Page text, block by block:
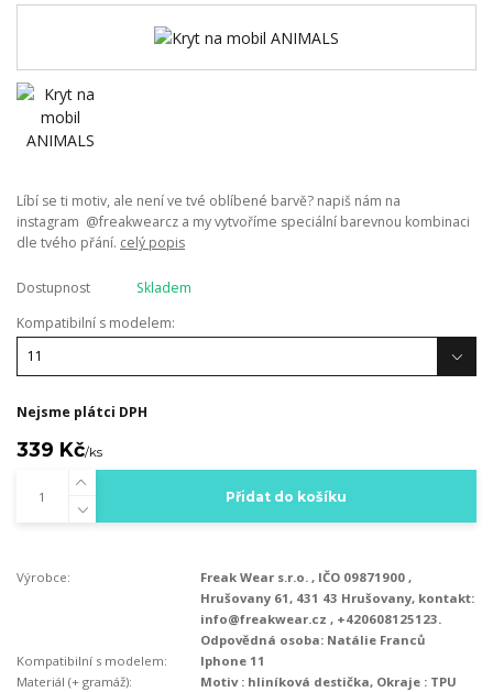
Líbí se ti motiv, ale není ve tvé oblíbené barvě? napiš nám na
instagram @freakwearcz a my vytvoříme speciální barevnou kombinaci
dle tvého přání. celý popis
Dostupnost
Skladem
Kompatibilní s modelem:
Nejsme plátci DPH
339 Kč/ks
Přidat do košíku
Výrobce:
Freak Wear s.r.o. , IČO 09871900 ,
Hrušovany 61, 431 43 Hrušovany, kontakt:
info@freakwear.cz , +420608125123.
Odpovědná osoba: Natálie Franců
Kompatibilní s modelem:
Iphone 11
Materiál (+ gramáž):
Motiv : hliníková destička, Okraje : TPU